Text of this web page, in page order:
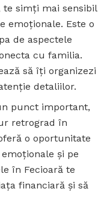
simți mai sensibil
emoționale. Este o
de aspectele
cu familia.
să îți organizezi
detaliilor.
punct important,
retrograd în
o oportunitate
și pe
în Fecioară te
financiară și să